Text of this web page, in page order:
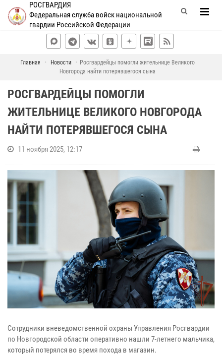
РОСГВАРДИЯ
Федеральная служба войск национальной
гвардии Российской Федерации
Главная Новости
Росгвардейцы помогли жительнице Великого
Новгорода найти потерявшегося сына
РОСГВАРДЕЙЦЫ ПОМОГЛИ
ЖИТЕЛЬНИЦЕ ВЕЛИКОГО НОВГОРОДА
НАЙТИ ПОТЕРЯВШЕГОСЯ СЫНА
11 ноября 2025, 12:17
Сотрудники вневедомственной охраны Управления Росгвардии
по Новгородской области оперативно нашли 7-летнего мальчика,
который потерялся во время похода в магазин.